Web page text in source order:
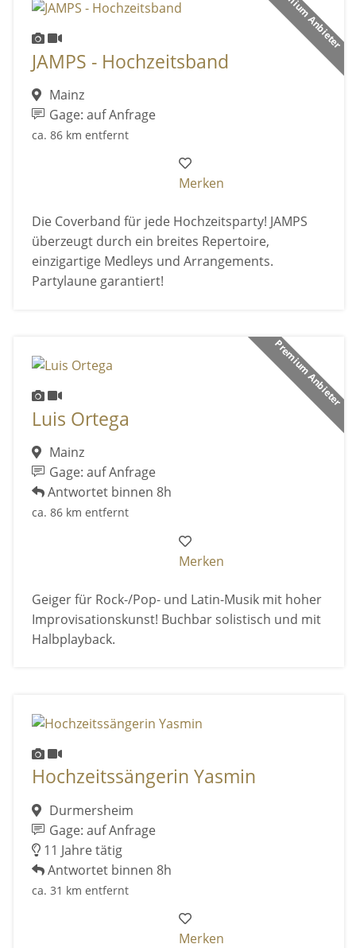
Premium Anbieter
JAMPS - Hochzeitsband
Mainz
Gage: auf Anfrage
ca. 86 km entfernt
Merken
Die Coverband für jede Hochzeitsparty! JAMPS
überzeugt durch ein breites Repertoire,
einzigartige Medleys und Arrangements.
Partylaune garantiert!
Premium Anbieter
Luis Ortega
Mainz
Gage: auf Anfrage
Antwortet binnen 8h
ca. 86 km entfernt
Merken
Geiger für Rock-/Pop- und Latin-Musik mit hoher
Improvisationskunst! Buchbar solistisch und mit
Halbplayback.
Hochzeitssängerin Yasmin
Durmersheim
Gage: auf Anfrage
11 Jahre tätig
Antwortet binnen 8h
ca. 31 km entfernt
Merken